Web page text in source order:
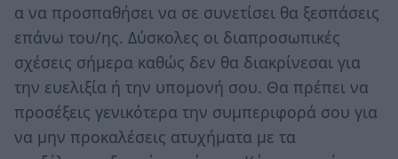
α να προσπαθήσει να σε συνετίσει θα ξεσπάσεις
επάνω του/ης. Δύσκολες οι διαπροσωπικές
σχέσεις σήμερα καθώς δεν θα διακρίνεσαι για
την ευελιξία ή την υπομονή σου. Θα πρέπει να
προσέξεις γενικότερα την συμπεριφορά σου για
να μην προκαλέσεις ατυχήματα με τα